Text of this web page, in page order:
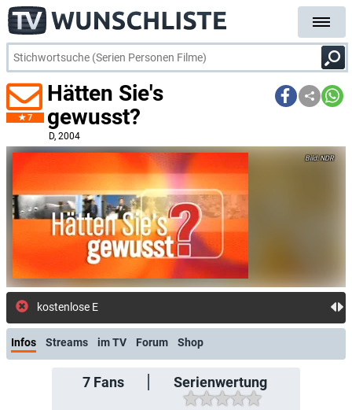
7
Hätten Sie's
gewusst?
D, 2004
NDR
kostenlose E-Mail-Benachrichti
Infos Streams im TV Forum Shop
7Fans Serienwertung